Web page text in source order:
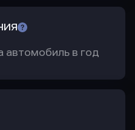
автомобиль в год